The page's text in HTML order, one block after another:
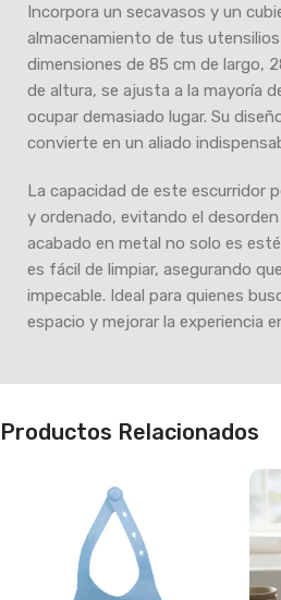
Incorpora un secavasos y un
almacenamiento de tus
dimensiones de 85 cm de largo,
de altura, se ajusta a la mayoría
ocupar demasiado lugar. Su
convierte en un aliado
La capacidad de este escurridor
y ordenado, evitando el desorden
acabado en metal no solo es
es fácil de limpiar, asegurando
impecable. Ideal para quienes
espacio y mejorar la experiencia
Productos Relacionados